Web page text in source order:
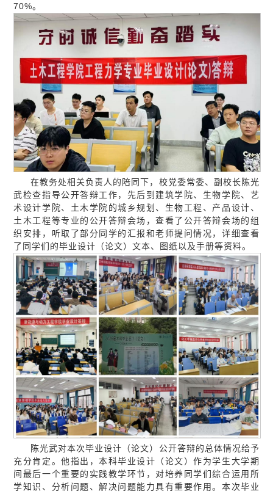
70%。
在教务处相关负责人的陪同下，校党委常委、副校长陈光
武检查指导公开答辩工作，先后到建筑学院、生物学院、艺
术设计学院、土木学院的城乡规划、生物工程、产品设计、
土木工程等专业的公开答辩会场，查看了公开答辩会场的组
织安排，听取了部分同学的汇报和老师提问情况，详细查看
了同学们的毕业设计（论文）文本、图纸以及手册等资料。
陈光武对本次毕业设计（论文）公开答辩的总体情况给予
充分肯定。他指出，本科毕业设计（论文）作为学生大学期
间最后一个重要的实践教学环节，对培养同学们综合运用所
学知识、分析问题、解决问题能力具有重要作用。本次毕业